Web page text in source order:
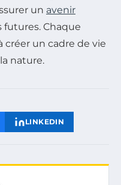
un avenir
futures. Chaque
un cadre de vie
nature.
LINKEDIN